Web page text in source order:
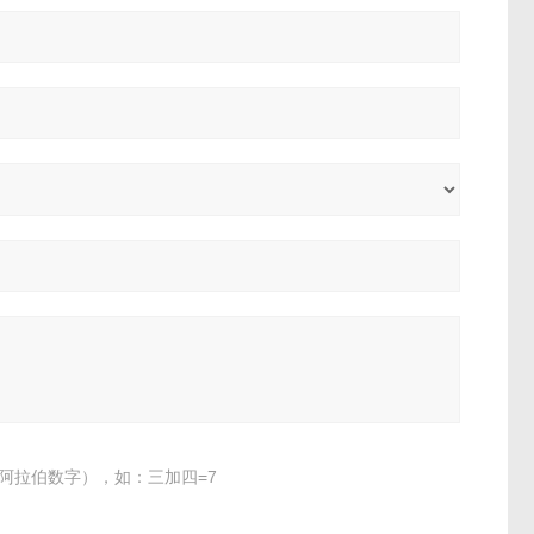
拉伯数字），如：三加四=7